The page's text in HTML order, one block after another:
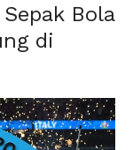
Bola
di